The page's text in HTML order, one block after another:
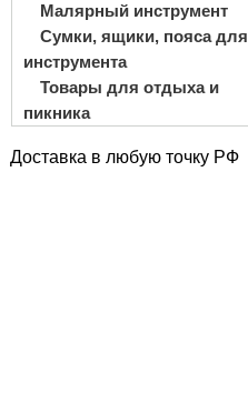
Малярный инструмент
Сумки, ящики, пояса для
инструмента
Товары для отдыха и
пикника
Доставка в любую точку РФ